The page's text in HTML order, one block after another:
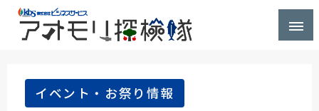
イベント・お祭り情報